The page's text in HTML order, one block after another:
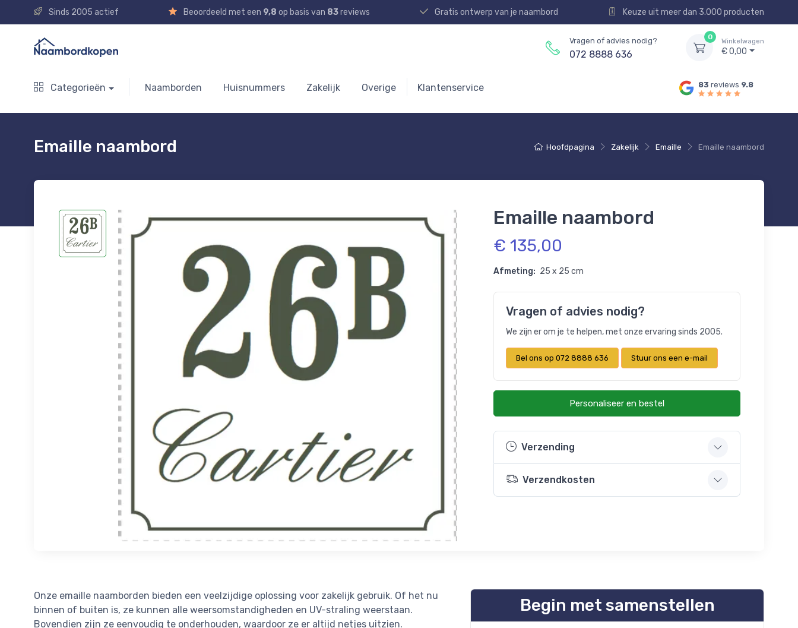
Sinds 2005 actief Beoordeeld met een 9,8 op basis van 83reviews Gratis ontwerp van je naambord Keuze uit meer dan 3.000 producten
Vragen of advies nodig?
072 8888 636
0
Winkelwagen
€ 0,00
Categorieën Naamborden Huisnummers Zakelijk Overige Klantenservice 83 reviews 9.8
Hoofdpagina Zakelijk Emaille Emaille naambord
Emaille naambord
Emaille naambord
€ 135,00
Afmeting: 25 x 25 cm
Vragen of advies nodig?
We zijn er om je te helpen, met onze ervaring sinds 2005.
Bel ons op 072 8888 636 Stuur ons een e-mail
Personaliseer en bestel
Verzending
Verzendkosten
Onze emaille naamborden bieden een veelzijdige oplossing voor zakelijk gebruik. Of het nu
binnen of buiten is, ze kunnen alle weersomstandigheden en UV-straling weerstaan.
Bovendien zijn ze eenvoudig te onderhouden, waardoor ze er altijd netjes uitzien.
Begin met samenstellen